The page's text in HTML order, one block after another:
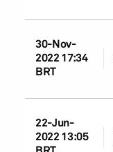
30-Nov-
2022 17:34
BRT
22-Jun-
2022 13:05